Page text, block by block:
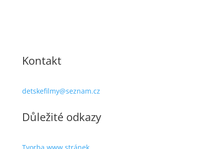
Kontakt
detskefilmy@seznam.cz
Důležité odkazy